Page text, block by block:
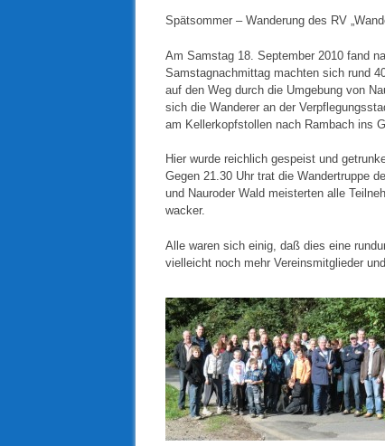
Spätsommer – Wanderung des RV
Am Samstag 18. September 2010 fand
Samstagnachmittag machten sich rund
auf den Weg durch die Umgebung von
sich die Wanderer an der
am Kellerkopfstollen nach Rambach ins
Hier wurde reichlich gespeist und
Gegen 21.30 Uhr trat die Wandertruppe
und Nauroder Wald meisterten alle
wacker.
Alle waren sich einig, daß dies eine
vielleicht noch mehr Vereinsmitglieder